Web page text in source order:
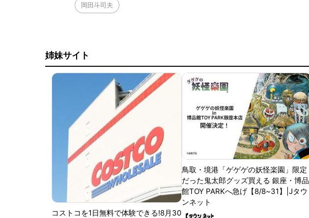
岡田斗司夫
姉妹サイト
コストコを1日無料で体験できる!8月30
鳥取・境港「ゲゲゲの妖怪楽園」限定
だった鬼太郎グッズ買える 銀座・博品
館TOY PARKへ急げ【8/8~31】|Jタウ
ンネット